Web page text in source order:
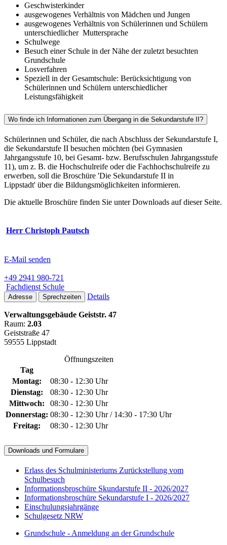
Geschwisterkinder
ausgewogenes Verhältnis von Mädchen und Jungen
ausgewogenes Verhältnis von Schülerinnen und Schülern
unterschiedlicher Muttersprache
Schulwege
Besuch einer Schule in der Nähe der zuletzt besuchten
Grundschule
Losverfahren
Speziell in der Gesamtschule: Berücksichtigung von
Schülerinnen und Schülern unterschiedlicher
Leistungsfähigkeit
Wo finde ich Informationen zum Übergang in die Sekundarstufe II?
Schülerinnen und Schüler, die nach Abschluss der Sekundarstufe I,
die Sekundarstufe II besuchen möchten (bei Gymnasien
Jahrgangsstufe 10, bei Gesamt- bzw. Berufsschulen Jahrgangsstufe
11), um z. B. die Hochschulreife oder die Fachhochschulreife zu
erwerben, soll die Broschüre 'Die Sekundarstufe II in
Lippstadt' über die Bildungsmöglichkeiten informieren.
Die aktuelle Broschüre finden Sie unter Downloads auf dieser Seite.
Herr Christoph Pautsch
E-Mail senden
+49 2941 980-721
Fachdienst Schule
Adresse Sprechzeiten Details
Verwaltungsgebäude Geiststr. 47
Raum: 2.03
Geiststraße 47
59555 Lippstadt
Öffnungszeiten
Tag
Montag:
08:30 - 12:30 Uhr
Dienstag:
08:30 - 12:30 Uhr
Mittwoch:
08:30 - 12:30 Uhr
Donnerstag: 08:30 - 12:30 Uhr / 14:30 - 17:30 Uhr
Freitag:
08:30 - 12:30 Uhr
Downloads und Formulare
Erlass des Schulministeriums Zurückstellung vom
Schulbesuch
Informationsbroschüre Skundarstufe II - 2026/2027
Informationsbroschüre Sekundarstufe I - 2026/2027
Einschulungsjahrgänge
Schulgesetz NRW
Grundschule - Anmeldung an der Grundschule